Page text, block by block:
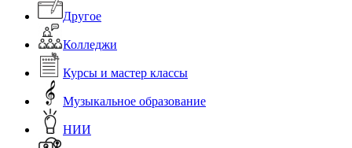
Другое
Колледжи
Курсы и мастер классы
Музыкальное образование
НИИ